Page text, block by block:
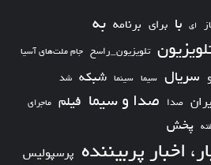
ای با برای برنامه به
تلویزیون_راسخ جام ملت‌های آسیا
سریال سیما سینما شبکه شد
صدا صدا و سیما فیلم ماجرای
پخش
اخبار پربیننده پرسپولیس